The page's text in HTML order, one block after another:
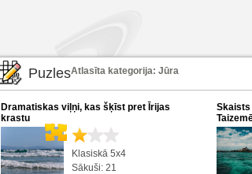
PuzlesAtlasīta kategorija: Jūra
Dramatiskas viļņi, kas šķīst pret Īrijas
krastu
Klasiskā 5x4
Sākuši: 21
Skaists